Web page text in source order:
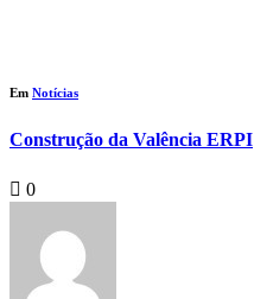
Em Notícias
Construção da Valência ERPI
0